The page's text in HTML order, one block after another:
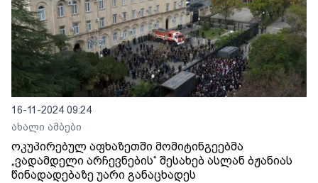
16-11-2024 09:24
ახალი ამბები
ოკუპირებულ აფხაზეთში მომიტინგეებმა
„ვადამდელი არჩევნების“ შესახებ ასლან ბჟანიას
წინადადებაზე უარი განაცხადეს